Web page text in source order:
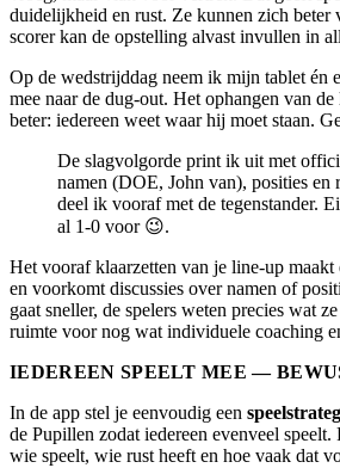
duidelijkheid en rust. Ze kunnen zich beter
scorer kan de opstelling alvast invullen in
Op de wedstrijddag neem ik mijn tablet én
mee naar de dug-out. Het ophangen van
beter: iedereen weet waar hij moet staan.
De slagvolgorde print ik uit met
namen (DOE, John van), posities en
deel ik vooraf met de tegenstander.
al 1-0 voor 😉.
Het vooraf klaarzetten van je line-up
en voorkomt discussies over namen of
gaat sneller, de spelers weten precies wat
ruimte voor nog wat individuele coaching
IEDEREEN SPEELT MEE —
In de app stel je eenvoudig een
de Pupillen zodat iedereen evenveel
wie speelt, wie rust heeft en hoe vaak dat